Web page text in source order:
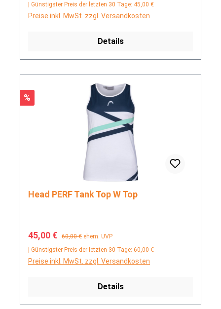
| Günstigster Preis der letzten 30 Tage: 45,00 €
Preise inkl. MwSt. zzgl. Versandkosten
Details
Rabatt
%
Head PERF Tank Top W Top
Verkaufspreis:
45,00 € Regulärer Preis:
60,00 € ehem. UVP
| Günstigster Preis der letzten 30 Tage: 60,00 €
Preise inkl. MwSt. zzgl. Versandkosten
Details